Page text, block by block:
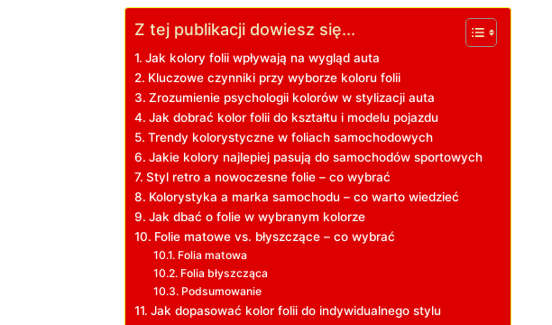
Z tej publikacji dowiesz się...
Jak kolory folii wpływają na wygląd auta
Kluczowe czynniki przy wyborze koloru folii
Zrozumienie psychologii kolorów w stylizacji auta
Jak dobrać kolor folii do kształtu i modelu pojazdu
Trendy kolorystyczne w foliach samochodowych
Jakie kolory najlepiej pasują do samochodów sportowych
Styl retro a nowoczesne folie – co wybrać
Kolorystyka a marka samochodu – co warto wiedzieć
Jak dbać o folie w wybranym kolorze
Folie matowe vs. błyszczące – co wybrać
Folia matowa
Folia błyszcząca
Podsumowanie
Jak dopasować kolor folii do indywidualnego stylu